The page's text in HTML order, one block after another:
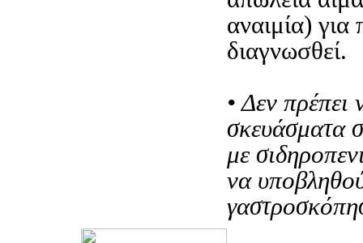
αναιμία) για
διαγνωσθεί.
• Δεν πρέπει
σκευάσματα
με
να